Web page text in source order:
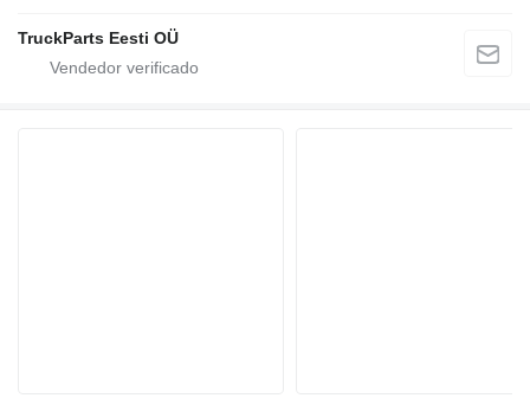
TruckParts Eesti OÜ